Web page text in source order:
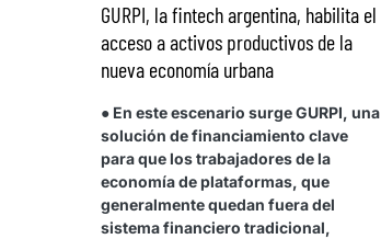
GURPI, la fintech argentina, habilita el
acceso a activos productivos de la
nueva economía urbana
● En este escenario surge GURPI, una
solución de financiamiento clave
para que los trabajadores de la
economía de plataformas, que
generalmente quedan fuera del
sistema financiero tradicional,